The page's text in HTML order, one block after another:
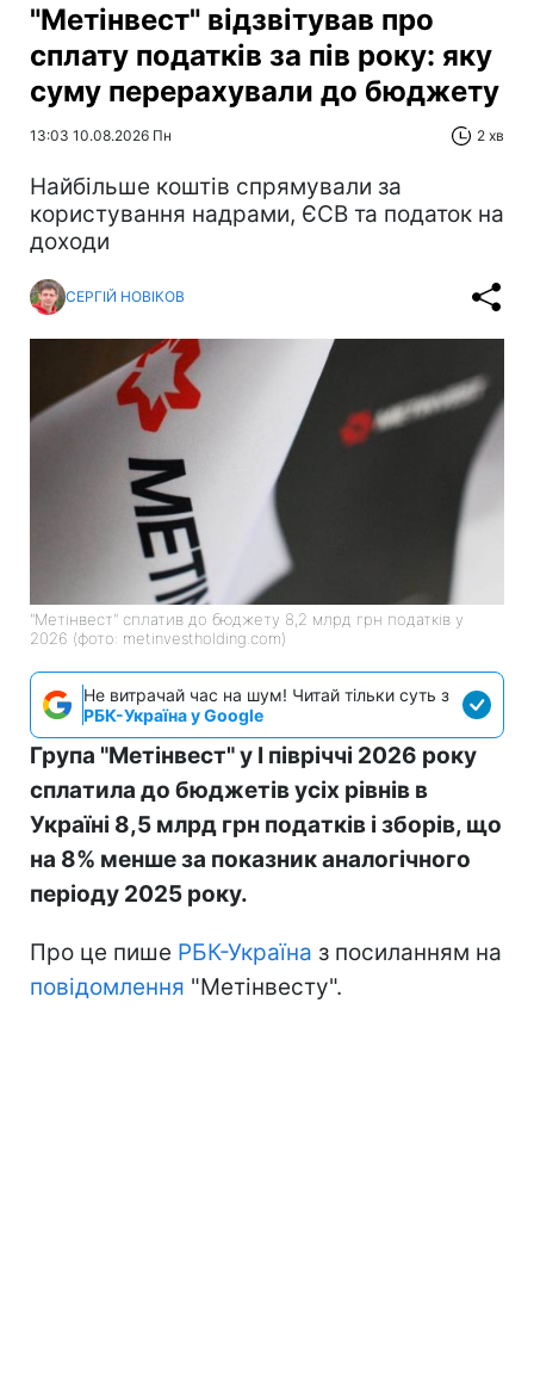
"Метінвест" відзвітував про
сплату податків за пів року: яку
суму перерахували до бюджету
13:03 10.08.2026 Пн 2 хв
Найбільше коштів спрямували за
користування надрами, ЄСВ та податок на
доходи
СЕРГІЙ НОВІКОВ
"Метінвест" сплатив до бюджету 8,2 млрд грн податків у
2026 (фото: metinvestholding.com)
Не витрачай час на шум! Читай тільки суть з
РБК-Україна у Google
Група "Метінвест" у I півріччі 2026 року
сплатила до бюджетів усіх рівнів в
Україні 8,5 млрд грн податків і зборів, що
на 8% менше за показник аналогічного
періоду 2025 року.
Про це пише РБК-Україна з посиланням на
повідомлення "Метінвесту".